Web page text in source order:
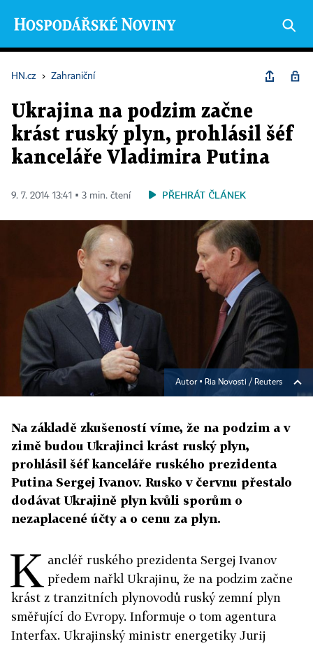
HN.cz › Zahraniční
Ukrajina na podzim začne
krást ruský plyn, prohlásil šéf
kanceláře Vladimira Putina
9. 7. 2014 13:41 ▪ 3 min. čtení PŘEHRÁT ČLÁNEK
Autor ▪ Ria Novosti / Reuters
Na základě zkušeností víme, že na podzim a v
zimě budou Ukrajinci krást ruský plyn,
prohlásil šéf kanceláře ruského prezidenta
Putina Sergej Ivanov. Rusko v červnu přestalo
dodávat Ukrajině plyn kvůli sporům o
nezaplacené účty a o cenu za plyn.
K ancléř ruského prezidenta Sergej Ivanov
předem nařkl Ukrajinu, že na podzim začne
krást z tranzitních plynovodů ruský zemní plyn
směřující do Evropy. Informuje o tom agentura
Interfax. Ukrajinský ministr energetiky Jurij